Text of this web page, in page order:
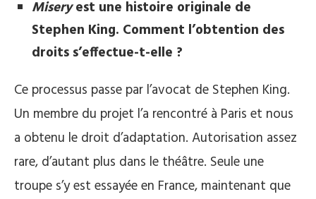
Miseryest une histoire originale de
Stephen King. Comment l’obtention des
droits s’effectue-t-elle ?
Ce processus passe par l’avocat de Stephen King.
Un membre du projet l’a rencontré à Paris et nous
a obtenu le droit d’adaptation. Autorisation assez
rare, d’autant plus dans le théâtre. Seule une
troupe s’y est essayée en France, maintenant que